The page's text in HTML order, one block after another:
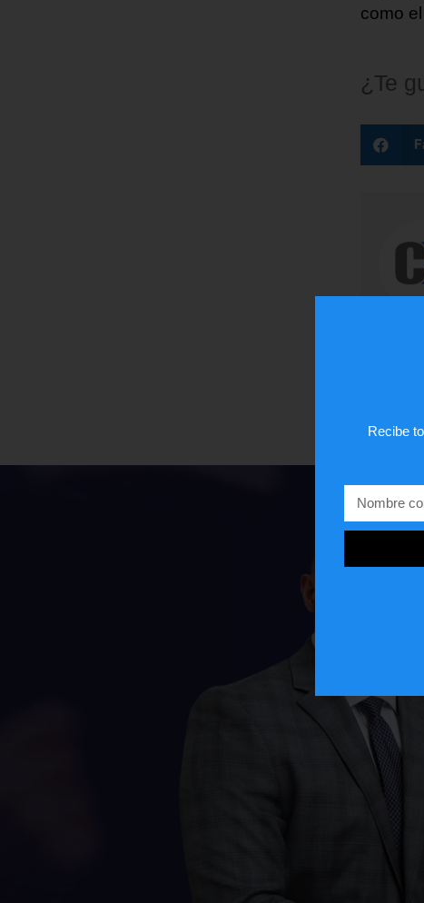
como
¿Te
Recibe